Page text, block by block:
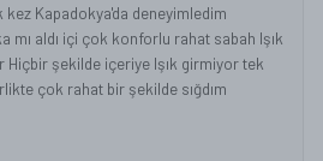
Kapadokya'da deneyimledim
mı aldı içi çok konforlu rahat sabah Işık
Hiçbir şekilde içeriye Işık girmiyor tek
çok rahat bir şekilde sığdım